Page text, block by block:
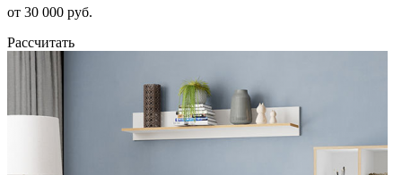
от 30 000 руб.
Рассчитать